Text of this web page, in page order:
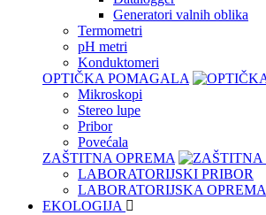
Generatori valnih oblika
Termometri
pH metri
Konduktomeri
OPTIČKA POMAGALA
Mikroskopi
Stereo lupe
Pribor
Povećala
ZAŠTITNA OPREMA
LABORATORIJSKI PRIBOR
LABORATORIJSKA OPREMA
EKOLOGIJA